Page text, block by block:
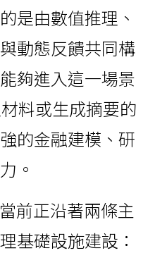
是由數值推理、
動態反饋共同構
夠進入這一場景
料或生成摘要的
的金融建模、研
。
前正沿著兩條主
基礎設施建設：